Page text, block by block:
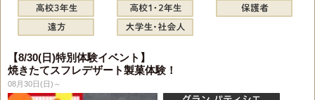
【8/30(日)特別体験イベント】
焼きたてスフレデザート製菓体験！
08月30日(日)～